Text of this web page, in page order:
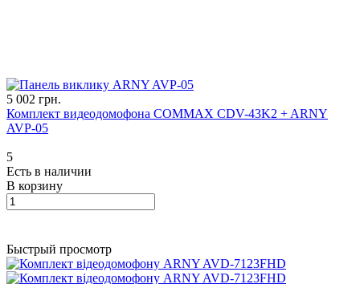
5 002 грн.
Комплект видеодомофона COMMAX CDV-43K2 + ARNY
AVP-05
5
Есть в наличии
В корзину
Быстрый просмотр